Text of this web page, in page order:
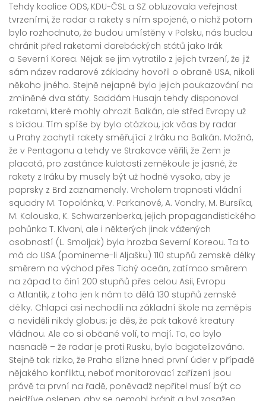
Tehdy koalice ODS, KDU-ČSL a SZ obluzovala veřejnost
tvrzeními, že radar a rakety s ním spojené, o nichž potom
bylo rozhodnuto, že budou umístěny v Polsku, nás budou
chránit před raketami darebáckých států jako Irák
a Severní Korea. Nějak se jim vytratilo z jejich tvrzení, že již
sám název radarové základny hovořil o obraně USA, nikoli
někoho jiného. Stejně nejapné bylo jejich poukazování na
zmíněné dva státy. Saddám Husajn tehdy disponoval
raketami, které mohly ohrozit Balkán, ale střed Evropy už
s bídou. Tím spíše by bylo otázkou, jak včas by radar
u Prahy zachytil rakety směřující z Iráku na Balkán. Možná,
že v Pentagonu a tehdy ve Strakovce věřili, že Zem je
placatá, pro zastánce kulatosti zeměkoule je jasné, že
rakety z Iráku by musely být už hodně vysoko, aby je
paprsky z Brd zaznamenaly. Vrcholem trapnosti vládní
squadry M. Topolánka, V. Parkanové, A. Vondry, M. Bursíka,
M. Kalouska, K. Schwarzenberka, jejich propagandistického
pohůnka T. Klvani, ale i některých jinak vážených
osobností (L. Smoljak) byla hrozba Severní Koreou. Ta to
má do USA (pomineme-li Aljašku) 110 stupňů zemské délky
směrem na východ přes Tichý oceán, zatímco směrem
na západ to činí 200 stupňů přes celou Asii, Evropu
a Atlantik, z toho jen k nám to dělá 130 stupňů zemské
délky. Chlapci asi nechodili na základní škole na zeměpis
a neviděli nikdy globus; je děs, že pak takové kreatury
vládnou. Ale co si občané volí, to mají. To, co bylo
nasnadě – že radar je proti Rusku, bylo bagatelizováno.
Stejně tak riziko, že Praha slízne hned první úder v případě
nějakého konfliktu, neboť monitorovací zařízení jsou
právě ta první na řadě, poněvadž nepřítel musí být co